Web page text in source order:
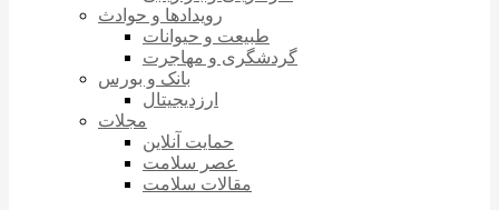
رویدادها و حوادث
طبیعت و حیوانات
گردشگری و مهاجرت
بانک و بورس
ارزدیجیتال
مجلات
حمایت آنلاین
عصر سلامت
مقالات سلامت